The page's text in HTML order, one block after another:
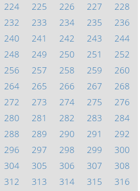
224 225 226 227
228
232 233 234 235
236
240 241 242 243
244
248 249 250 251
252
256 257 258 259
260
264 265 266 267
268
272 273 274 275
276
280 281 282 283
284
288 289 290 291
292
296 297 298 299
300
304 305 306 307
308
312 313 314 315
316